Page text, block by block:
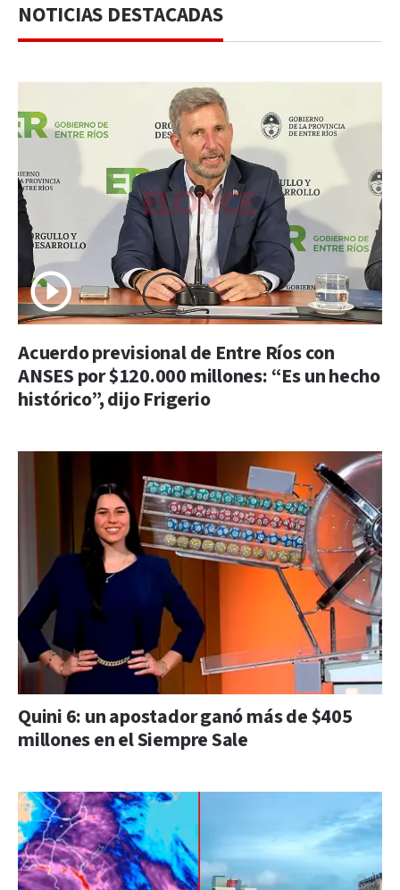
NOTICIAS DESTACADAS
Acuerdo previsional de Entre Ríos con
ANSES por $120.000 millones: “Es un hecho
histórico”, dijo Frigerio
Quini 6: un apostador ganó más de $405
millones en el Siempre Sale